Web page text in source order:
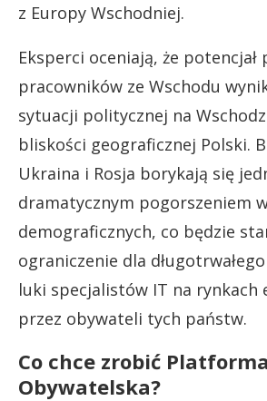
z Europy Wschodniej.
Eksperci oceniają, że potencjał
pracowników ze Wschodu
sytuacji politycznej na
bliskości geograficznej Polski.
Ukraina i Rosja borykają się
dramatycznym pogorszeniem
demograficznych, co będzie
ograniczenie dla
luki specjalistów IT na rynkach
przez obywateli tych państw.
Co chce zrobić Platforma
Obywatelska?